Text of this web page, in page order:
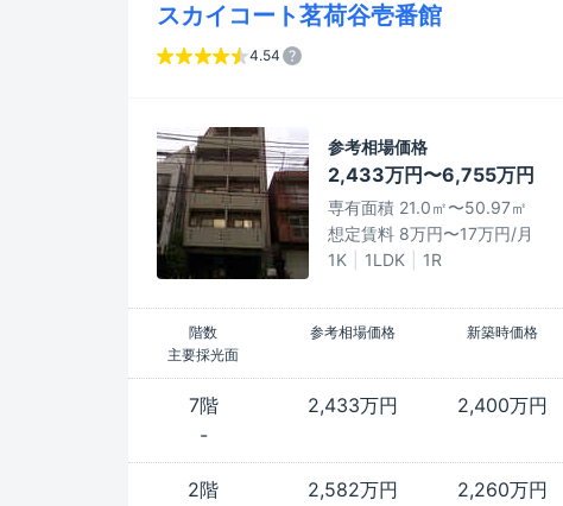
スカイコート茗荷谷壱番館
4.54
参考相場価格
2,433万円〜6,755万円
専有面積 21.0㎡〜50.97㎡
想定賃料 8万円〜17万円/月
1K
1LDK 1R
階数 参考相場価格 新築時価格
主要採光面
7階 2,433万円 2,400万円
-
2階 2,582万円 2,260万円